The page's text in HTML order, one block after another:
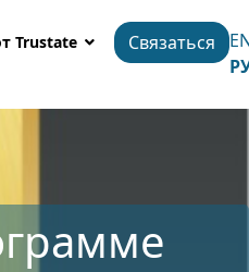
Trustate Связаться